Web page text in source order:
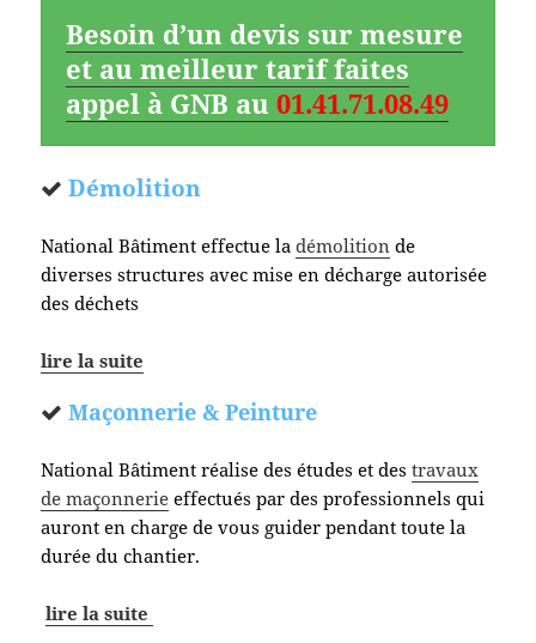
Besoin d’un devis sur mesure
et au meilleur tarif faites
appel à GNB au01.41.71.08.49
Démolition
National Bâtiment effectue ladémolition de
diverses structures avec mise en décharge autorisée
des déchets
lire la suite
Maçonnerie & Peinture
National Bâtiment réalise des études et destravaux
de maçonnerie effectués par des professionnels qui
auront en charge de vous guider pendant toute la
durée du chantier.
lire la suite